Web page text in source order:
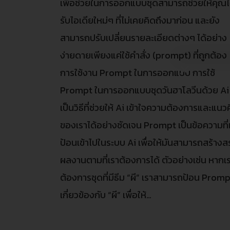
รับไอเดียใหม่ๆ ที่ไม่เคยคิดถึงมาก่อน และยัง
สามารถปรับเปลี่ยนรายละเอียดต่างๆ ได้อย่าง
ง่ายดายเพียงแค่ใช้คำสั่ง (prompt) ที่ถูกต้อง
การใช้งาน Prompt ในการออกแบบ การใช้
Prompt ในการออกแบบชุดวันฮาโลวีนด้วย Ai
เป็นวิธีที่ช่วยให้ Ai เข้าใจความต้องการและแน
ของเราได้อย่างชัดเจน Prompt เป็นข้อความที่
ป้อนเข้าไปในระบบ Ai เพื่อให้มันสามารถสร้าง
ผลงานตามที่เราต้องการได้ ตัวอย่างเช่น หากเ
ต้องการชุดที่มีธีม “ผี” เราสามารถป้อน
เกี่ยวข้องกับ “ผี” เพื่อให้…